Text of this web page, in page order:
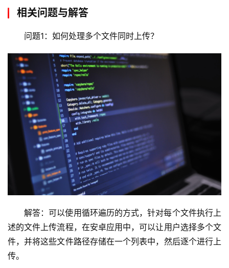
相关问题与解答
问题1：如何处理多个文件同时上传？
解答：可以使用循环遍历的方式，针对每个文件执行上
述的文件上传流程，在安卓应用中，可以让用户选择多个文
件，并将这些文件路径存储在一个列表中，然后逐个进行上
传。